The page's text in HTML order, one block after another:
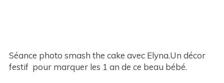
Séance photo smash the cake avec Elyna.Un décor
festif pour marquer les 1 an de ce beau bébé.